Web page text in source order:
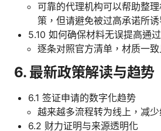
可靠的代理机构可以帮助整
策，但请避免被过高承诺所
5.10 如何确保材料无误提高通
逐条对照官方清单，材质一
6. 最新政策解读与趋势
6.1 签证申请的数字化趋势
越来越多流程转为线上，减
6.2 财力证明与来源透明化